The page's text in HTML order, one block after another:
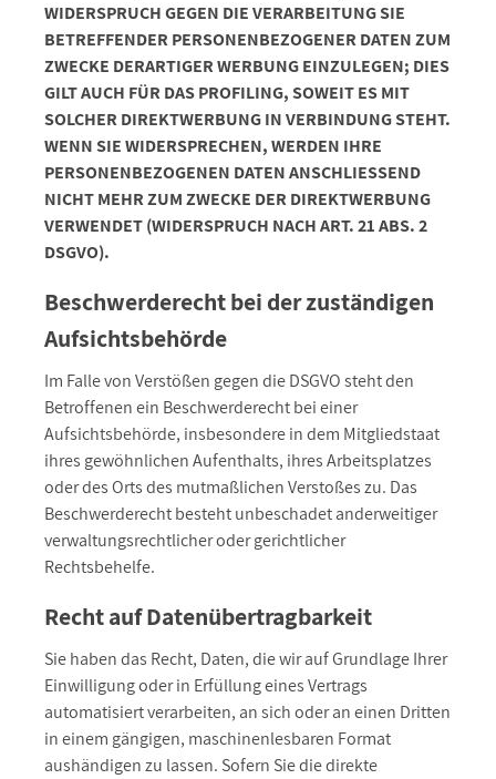
WIDERSPRUCH GEGEN DIE VERARBEITUNG SIE
BETREFFENDER PERSONENBEZOGENER DATEN ZUM
ZWECKE DERARTIGER WERBUNG EINZULEGEN; DIES
GILT AUCH FÜR DAS PROFILING, SOWEIT ES MIT
SOLCHER DIREKTWERBUNG IN VERBINDUNG STEHT.
WENN SIE WIDERSPRECHEN, WERDEN IHRE
PERSONENBEZOGENEN DATEN ANSCHLIESSEND
NICHT MEHR ZUM ZWECKE DER DIREKTWERBUNG
VERWENDET (WIDERSPRUCH NACH ART. 21 ABS. 2
DSGVO).
Beschwerderecht bei der zuständigen
Aufsichtsbehörde
Im Falle von Verstößen gegen die DSGVO steht den
Betroffenen ein Beschwerderecht bei einer
Aufsichtsbehörde, insbesondere in dem Mitgliedstaat
ihres gewöhnlichen Aufenthalts, ihres Arbeitsplatzes
oder des Orts des mutmaßlichen Verstoßes zu. Das
Beschwerderecht besteht unbeschadet anderweitiger
verwaltungsrechtlicher oder gerichtlicher
Rechtsbehelfe.
Recht auf Datenübertragbarkeit
Sie haben das Recht, Daten, die wir auf Grundlage Ihrer
Einwilligung oder in Erfüllung eines Vertrags
automatisiert verarbeiten, an sich oder an einen Dritten
in einem gängigen, maschinenlesbaren Format
aushändigen zu lassen. Sofern Sie die direkte